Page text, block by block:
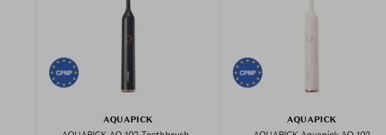
AQUAPICK
AQUAPICK